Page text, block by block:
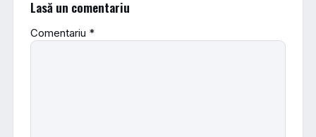
Lasă un comentariu
Comentariu *